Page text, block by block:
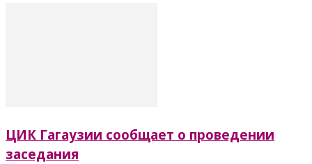
ЦИК Гагаузии сообщает о проведении
заседания